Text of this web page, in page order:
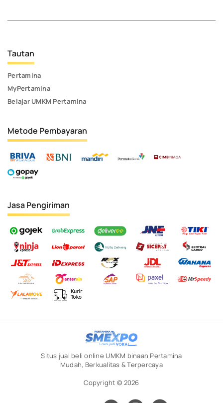
Tautan
Pertamina
MyPertamina
Belajar UMKM Pertamina
Metode Pembayaran
Jasa Pengiriman
Situs jual beli online UMKM binaan Pertamina
Mudah, Berkualitas & Terpercaya
Copyright © 2026